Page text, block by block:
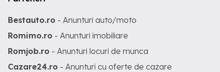
Bestauto.ro - Anunturi auto/moto
Romimo.ro - Anunturi imobiliare
Romjob.ro - Anunturi locuri de munca
Cazare24.ro - Anunturi cu oferte de cazare